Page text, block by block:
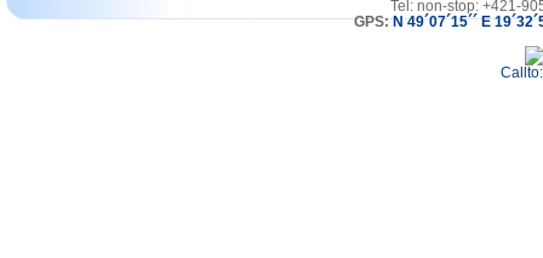
Tel: non-stop: +421-
GPS:N 49´07´15´´ E